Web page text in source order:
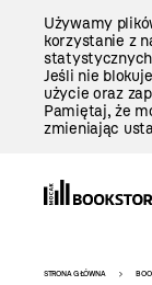
Używamy
korzystanie z
Jeśli nie
użycie oraz
Pamiętaj, że
zmieniając
STRONA GŁÓWNA